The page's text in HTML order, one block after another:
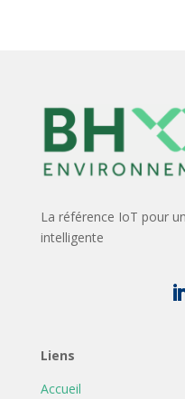
La référence IoT pour
intelligente
Liens
Accueil